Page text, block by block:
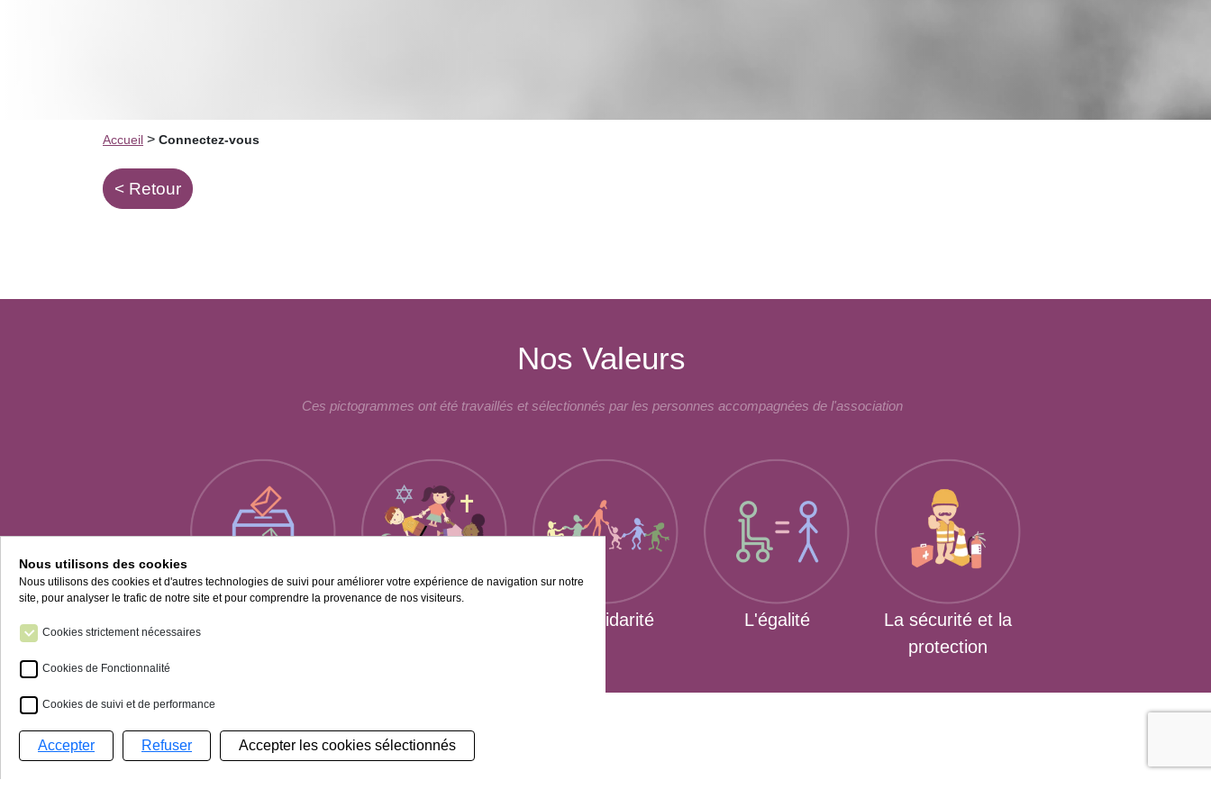
Accueil > Connectez-vous
< Retour
Nos Valeurs
Ces pictogrammes ont été travaillés et sélectionnés par les personnes accompagnées de l'association
La solidarité L'égalité
La sécurité et la
protection
Nous utilisons des cookies
Nous utilisons des cookies et d'autres technologies de suivi pour améliorer votre expérience de navigation sur notre
site, pour analyser le trafic de notre site et pour comprendre la provenance de nos visiteurs.
Cookies strictement nécessaires
Cookies de Fonctionnalité
Cookies de suivi et de performance
Accepter Refuser